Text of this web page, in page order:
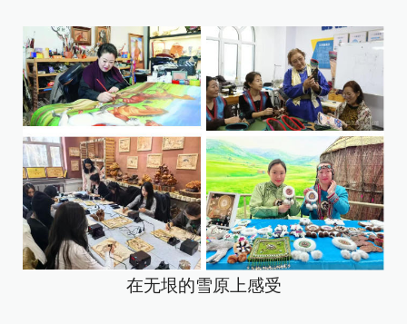
在无垠的雪原上感受